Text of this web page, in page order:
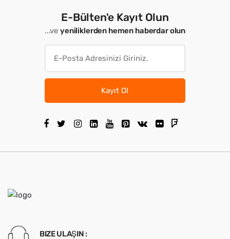
E-Bülten'e Kayıt Olun
...veyeniliklerden hemen haberdar olun
Kayıt Ol
BIZE ULAŞIN :